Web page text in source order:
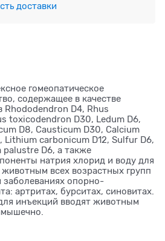
доставки
гомеопатическое
содержащее в качестве
D4, Rhus
toxicodendron D30, Ledum D6,
D8, Causticum D30, Calcium
Lithium carbonicum D12, Sulfur D6,
D6, а также
натрия хлорид и воду для
всех возрастных групп
опорно-
артритах, бурситах, синовитах.
инъекций вводят животным